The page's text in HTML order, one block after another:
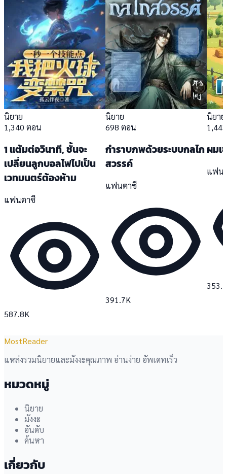
นิยาย
1,340 ตอน
1 แต้มต่อวินาที, ชั้นจะ
เปลี่ยนลูกบอลไฟไปเป็น
เวทมนตร์ต้องห้าม
แฟนตาซี
587.8K
นิยาย
698 ตอน
กำราบภพด้วยระบบกลไก
สวรรค์
แฟนตาซี
391.7K
นิยาย
ผมเ
แฟน
MostReader
แหล่งรวมนิยายและมังงะคุณภาพ อ่านง่าย อัพเดทเร็ว
หมวดหมู่
นิยาย
มังงะ
อันดับ
ค้นหา
เกี่ยวกับ